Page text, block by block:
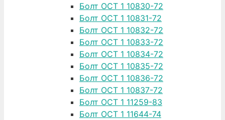
Болт ОСТ 1 10830-72
Болт ОСТ 1 10831-72
Болт ОСТ 1 10832-72
Болт ОСТ 1 10833-72
Болт ОСТ 1 10834-72
Болт ОСТ 1 10835-72
Болт ОСТ 1 10836-72
Болт ОСТ 1 10837-72
Болт ОСТ 1 11259-83
Болт ОСТ 1 11644-74